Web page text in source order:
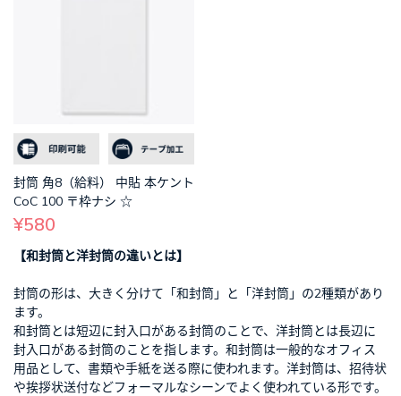
封筒 角8（給料） 中貼 本ケント
CoC 100 〒枠ナシ ☆
¥580
【和封筒と洋封筒の違いとは】
封筒の形は、大きく分けて「和封筒」と「洋封筒」の2種類があり
ます。
和封筒とは短辺に封入口がある封筒のことで、洋封筒とは長辺に
封入口がある封筒のことを指します。和封筒は一般的なオフィス
用品として、書類や手紙を送る際に使われます。洋封筒は、招待状
や挨拶状送付などフォーマルなシーンでよく使われている形です。